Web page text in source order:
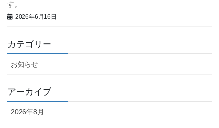
す。
2026年6月16日
カテゴリー
お知らせ
アーカイブ
2026年8月